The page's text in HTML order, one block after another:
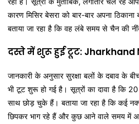
कारण मिसिर बेसरा को बार-बार अपना
बताया जा रहा है कि वह लंबे समय से चैन की
दस्ते में शुरू हुई टूट: Jharkhand
जानकारी के अनुसार सुरक्षा बलों के दबाव के
भी टूट शुरू हो गई है। सूत्रों का दावा है कि
साथ छोड़ चुके हैं। बताया जा रहा है कि कई
छिपकर भाग रहे हैं और कुछ आने वाले समय में